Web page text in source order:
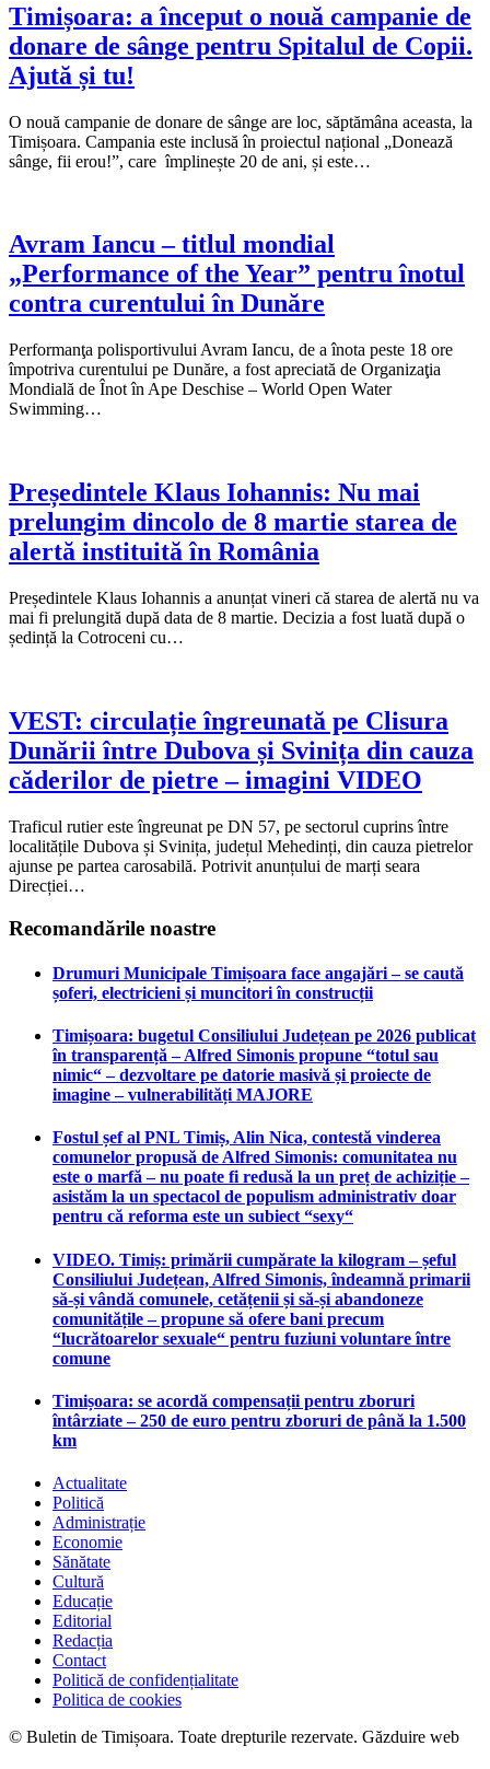
Timișoara: a început o nouă campanie de
donare de sânge pentru Spitalul de Copii.
Ajută și tu!
O nouă campanie de donare de sânge are loc, săptămâna aceasta, la
Timișoara. Campania este inclusă în proiectul național „Donează
sânge, fii erou!”, care împlinește 20 de ani, și este…
Avram Iancu – titlul mondial
„Performance of the Year” pentru înotul
contra curentului în Dunăre
Performanţa polisportivului Avram Iancu, de a înota peste 18 ore
împotriva curentului pe Dunăre, a fost apreciată de Organizaţia
Mondială de Înot în Ape Deschise – World Open Water
Swimming…
Președintele Klaus Iohannis: Nu mai
prelungim dincolo de 8 martie starea de
alertă instituită în România
Președintele Klaus Iohannis a anunțat vineri că starea de alertă nu va
mai fi prelungită după data de 8 martie. Decizia a fost luată după o
ședință la Cotroceni cu…
VEST: circulație îngreunată pe Clisura
Dunării între Dubova și Svinița din cauza
căderilor de pietre – imagini VIDEO
Traficul rutier este îngreunat pe DN 57, pe sectorul cuprins între
localitățile Dubova și Svinița, județul Mehedinți, din cauza pietrelor
ajunse pe partea carosabilă. Potrivit anunțului de marți seara
Direcției…
Recomandările noastre
Drumuri Municipale Timișoara face angajări – se caută
șoferi, electricieni și muncitori în construcții
Timișoara: bugetul Consiliului Județean pe 2026 publicat
în transparență – Alfred Simonis propune “totul sau
nimic“ – dezvoltare pe datorie masivă și proiecte de
imagine – vulnerabilități MAJORE
Fostul șef al PNL Timiș, Alin Nica, contestă vinderea
comunelor propusă de Alfred Simonis: comunitatea nu
este o marfă – nu poate fi redusă la un preț de achiziție –
asistăm la un spectacol de populism administrativ doar
pentru că reforma este un subiect “sexy“
VIDEO. Timiș: primării cumpărate la kilogram – șeful
Consiliului Județean, Alfred Simonis, îndeamnă primarii
să-și vândă comunele, cetățenii și să-și abandoneze
comunitățile – propune să ofere bani precum
“lucrătoarelor sexuale“ pentru fuziuni voluntare între
comune
Timișoara: se acordă compensații pentru zboruri
întârziate – 250 de euro pentru zboruri de până la 1.500
km
Actualitate
Politică
Administrație
Economie
Sănătate
Cultură
Educație
Editorial
Redacția
Contact
Politică de confidențialitate
Politica de cookies
© Buletin de Timișoara. Toate drepturile rezervate. Găzduire web